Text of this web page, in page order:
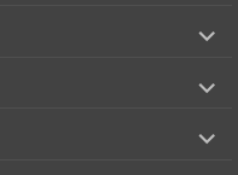
child
child
child